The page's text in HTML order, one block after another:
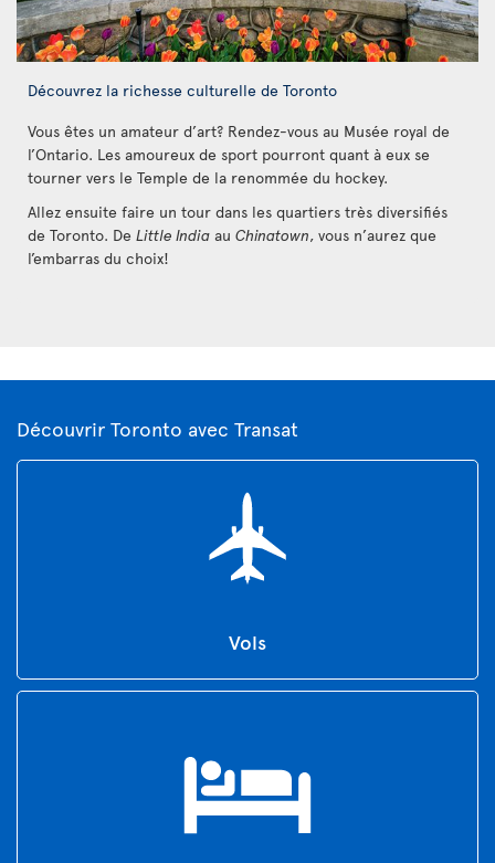
Découvrez la richesse culturelle de Toronto
Vous êtes un amateur d’art? Rendez-vous au Musée royal de
l’Ontario. Les amoureux de sport pourront quant à eux se
tourner vers le Temple de la renommée du hockey.
Allez ensuite faire un tour dans les quartiers très diversifiés
de Toronto. De Little India au Chinatown, vous n’aurez que
l’embarras du choix!
Découvrir Toronto avec Transat
Vols